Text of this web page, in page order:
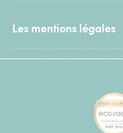
Les mentions légales